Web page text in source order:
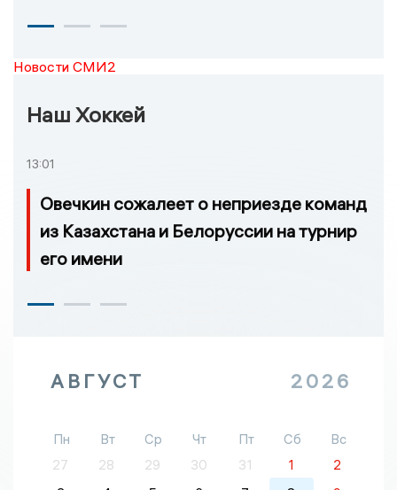
Новости СМИ2
Наш Хоккей
13:01
Овечкин сожалеет о неприезде команд
из Казахстана и Белоруссии на турнир
его имени
АВГУСТ 2026
Пн Вт Ср Чт Пт Сб
Вс
27
28 29 30 31 1
2